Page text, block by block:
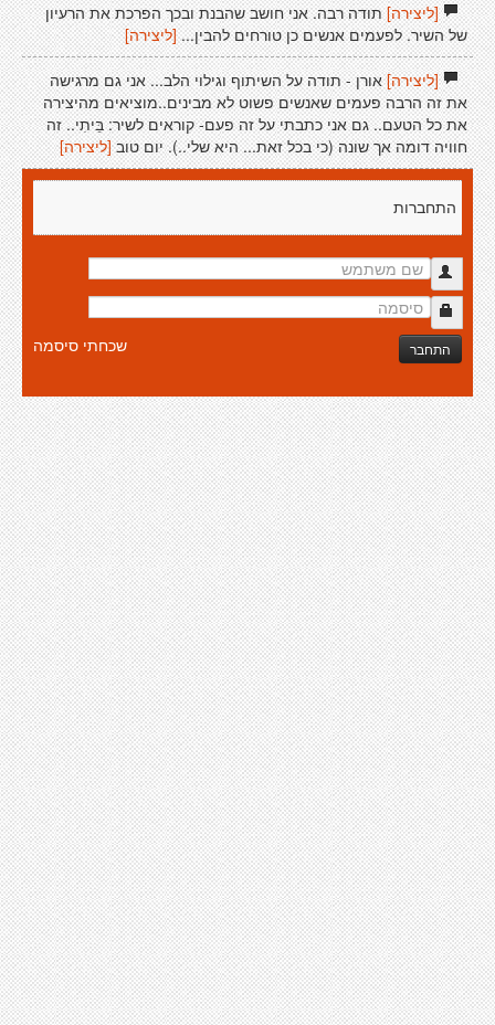
[ליצירה]תודה רבה. אני חושב שהבנת ובכך הפרכת את הרעיון
של השיר. לפעמים אנשים כן טורחים להבין...[ליצירה]
[ליצירה]אורן - תודה על השיתוף וגילוי הלב... אני גם מרגישה
את זה הרבה פעמים שאנשים פשוט לא מבינים..מוציאים מהיצירה
את כל הטעם.. גם אני כתבתי על זה פעם- קוראים לשיר: בֵּיתִי.. זה
חוויה דומה אך שונה (כי בכל זאת... היא שלי..). יום טוב [ליצירה]
התחברות
התחבר שכחתי סיסמה